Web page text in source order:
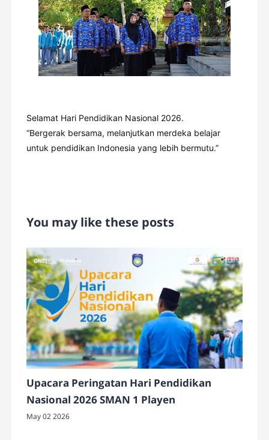
Selamat Hari Pendidikan Nasional 2026.
“Bergerak bersama, melanjutkan merdeka belajar
untuk pendidikan Indonesia yang lebih bermutu.”
You may like these posts
Upacara Peringatan Hari Pendidikan
Nasional 2026 SMAN 1 Playen
May 02 2026